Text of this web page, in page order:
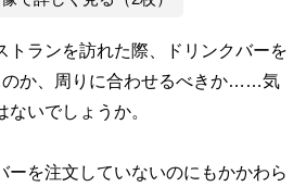
トランを訪れた際、ドリンクバーを
のか、周りに合わせるべきか……気
いでしょうか。
ーを注文していないのにもかかわら